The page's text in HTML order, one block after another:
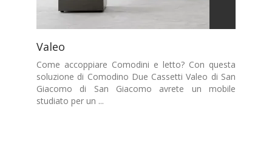
Valeo
Come accoppiare Comodini e letto? Con questa
soluzione di Comodino Due Cassetti Valeo di San
Giacomo di San Giacomo avrete un mobile
studiato per un ...